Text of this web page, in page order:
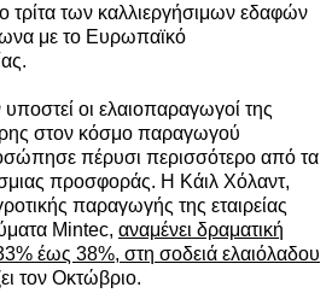
τρίτα των καλλιεργήσιμων εδαφών
με το Ευρωπαϊκό
υποστεί οι ελαιοπαραγωγοί της
στον κόσμο παραγωγού
πέρυσι περισσότερο από τα
προσφοράς. Η Κάιλ Χόλαντ,
παραγωγής της εταιρείας
Mintec, αναμένει δραματική
έως 38%, στη σοδειά ελαιόλαδου
τον Οκτώβριο.